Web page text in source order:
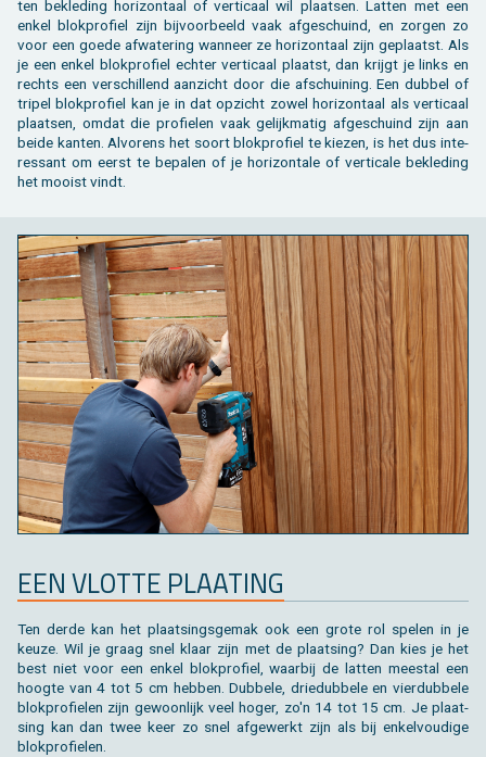
ten be­kle­ding ho­ri­zon­taal of ver­ti­caal wil plaat­sen. Lat­ten met een
enkel blok­pro­fiel zijn bij­voor­beeld vaak af­ge­schuind, en zor­gen zo
voor een goede af­wa­te­ring wan­neer ze ho­ri­zon­taal zijn ge­plaatst. Als
je een enkel blok­pro­fiel ech­ter ver­ti­caal plaatst, dan krijgt je links en
rechts een ver­schil­lend aan­zicht door die af­schui­ning. Een dub­bel of
tri­pel blok­pro­fiel kan je in dat op­zicht zowel ho­ri­zon­taal als ver­ti­caal
plaat­sen, omdat die pro­fie­len vaak ge­lijk­ma­tig af­ge­schuind zijn aan
beide kan­ten. Al­vo­rens het soort blok­pro­fiel te kie­zen, is het dus in­te­
res­sant om eerst te be­pa­len of je ho­ri­zon­ta­le of ver­ti­ca­le be­kle­ding
het mooist vindt.
EEN VLOT­TE PLAAT­ING
Ten derde kan het plaat­sings­ge­mak ook een grote rol spe­len in je
keuze. Wil je graag snel klaar zijn met de plaat­sing? Dan kies je het
best niet voor een enkel blok­pro­fiel, waar­bij de lat­ten mee­st­al een
hoog­te van 4 tot 5 cm heb­ben. Dub­be­le, drie­dub­be­le en vier­dub­be­le
blok­pro­fie­len zijn ge­woon­lijk veel hoger, zo'n 14 tot 15 cm. Je plaat­
sing kan dan twee keer zo snel af­ge­werkt zijn als bij en­kel­vou­di­ge
blok­pro­fie­len.